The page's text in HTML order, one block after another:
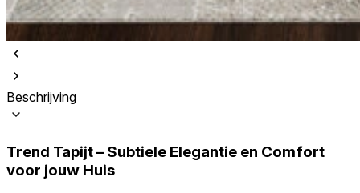
Beschrijving
Trend Tapijt – Subtiele Elegantie en Comfort
voor jouw Huis